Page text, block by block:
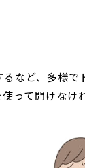
など、多様で
って開けな